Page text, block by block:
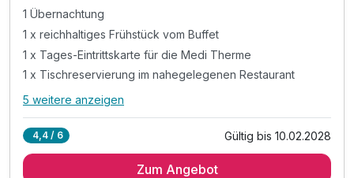
1 Übernachtung
1 x reichhaltiges Frühstück vom Buffet
1 x Tages-Eintrittskarte für die Medi Therme
1 x Tischreservierung im nahegelegenen Restaurant
Alle Inklusivleistungen
1 x reichhaltiges Frühstück vom Buffet
5 weitere anzeigen
4,4 / 6 Gültig bis 10.02.2028
Zum Angebot